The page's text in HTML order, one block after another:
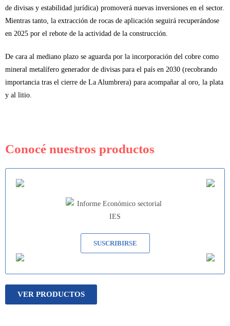
de divisas y estabilidad jurídica) promoverá nuevas inversiones en el sector.
Mientras tanto, la extracción de rocas de aplicación seguirá recuperándose
en 2025 por el rebote de la actividad de la construcción.
De cara al mediano plazo se aguarda por la incorporación del cobre como
mineral metalífero generador de divisas para el país en 2030 (recobrando
importancia tras el cierre de La Alumbrera) para acompañar al oro, la plata
y al litio.
Conocé nuestros productos
SUSCRIBIRSE
VER PRODUCTOS